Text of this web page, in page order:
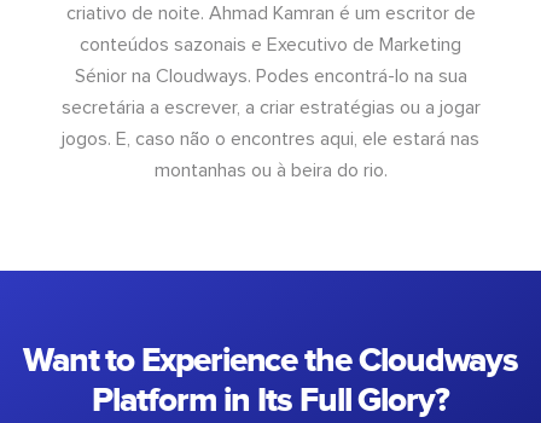
criativo de noite. Ahmad Kamran é um escritor de
conteúdos sazonais e Executivo de Marketing
Sénior na Cloudways. Podes encontrá-lo na sua
secretária a escrever, a criar estratégias ou a jogar
jogos. E, caso não o encontres aqui, ele estará nas
montanhas ou à beira do rio.
Want to Experience the Cloudways
Platform in Its Full Glory?